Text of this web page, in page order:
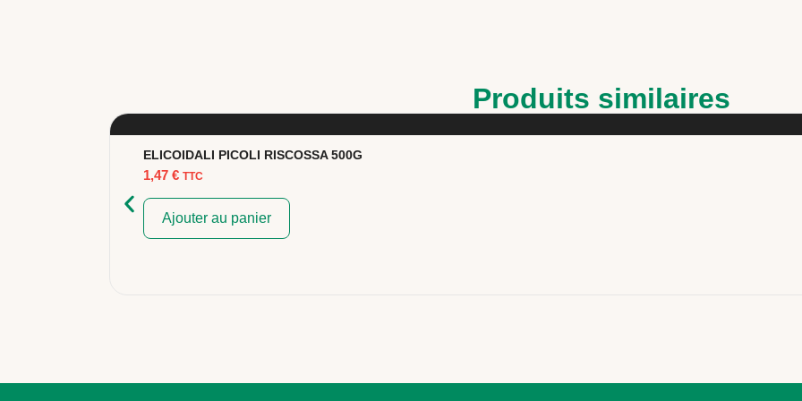
Produits similaires
ELICOIDALI PICOLI RISCOSSA 500G
1,47 € TTC
Ajouter au panier